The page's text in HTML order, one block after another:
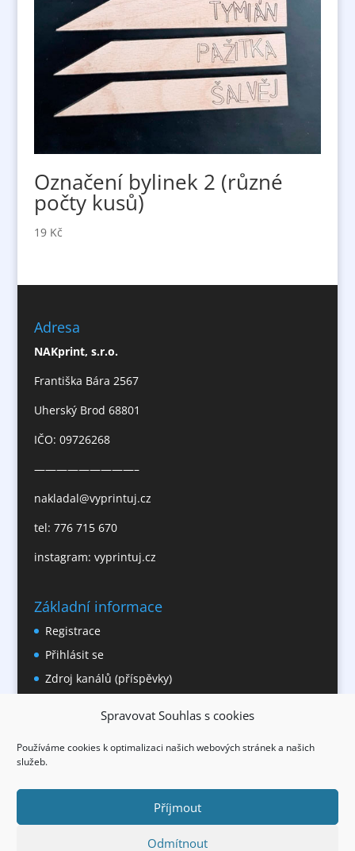
Spravovat Souhlas s cookies
Používáme cookies k optimalizaci našich webových stránek a našich
služeb.
Příjmout
Odmítnout
Označení bylinek 2 (různé
počty kusů)
19 Kč
Adresa
NAKprint, s.r.o.
Františka Bára 2567
Uherský Brod 68801
IČO: 09726268
—————————–
nakladal@vyprintuj.cz
tel: 776 715 670
instagram: vyprintuj.cz
Základní informace
Registrace
Přihlásit se
Zdroj kanálů (příspěvky)
Česká lokalizace